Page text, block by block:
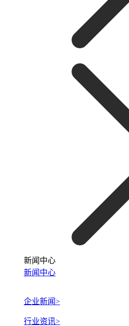
新闻中心
新闻中心
企业新闻>
行业资讯>